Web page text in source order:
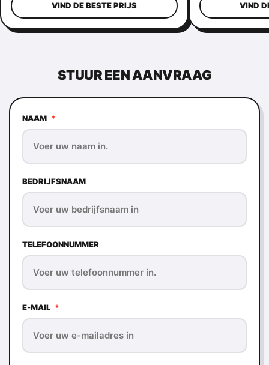
VIND DE BESTE PRIJS VIND
STUUR EEN AANVRAAG
NAAM *
BEDRIJFSNAAM
TELEFOONNUMMER
E-MAIL *